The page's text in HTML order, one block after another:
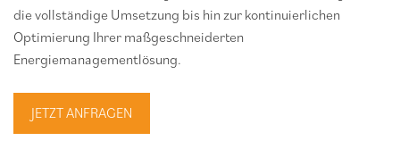
die vollständige Umsetzung bis hin zur kontinuierlichen
Optimierung Ihrer maßgeschneiderten
Energiemanagementlösung.
JETZT ANFRAGEN